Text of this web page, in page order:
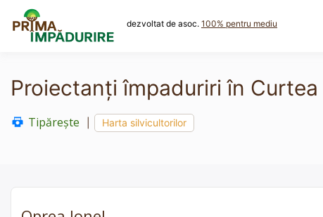
content
dezvoltat de asoc. 100% pentru mediu
Proiectanți împaduriri în
Tipărește Harta silvicultorilor